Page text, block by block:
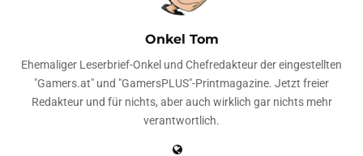
Onkel Tom
Ehemaliger Leserbrief-Onkel und Chefredakteur der eingestellten
"Gamers.at" und "GamersPLUS"-Printmagazine. Jetzt freier
Redakteur und für nichts, aber auch wirklich gar nichts mehr
verantwortlich.